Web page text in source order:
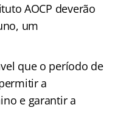
AOCP deverão
um
que o período de
a
e garantir a